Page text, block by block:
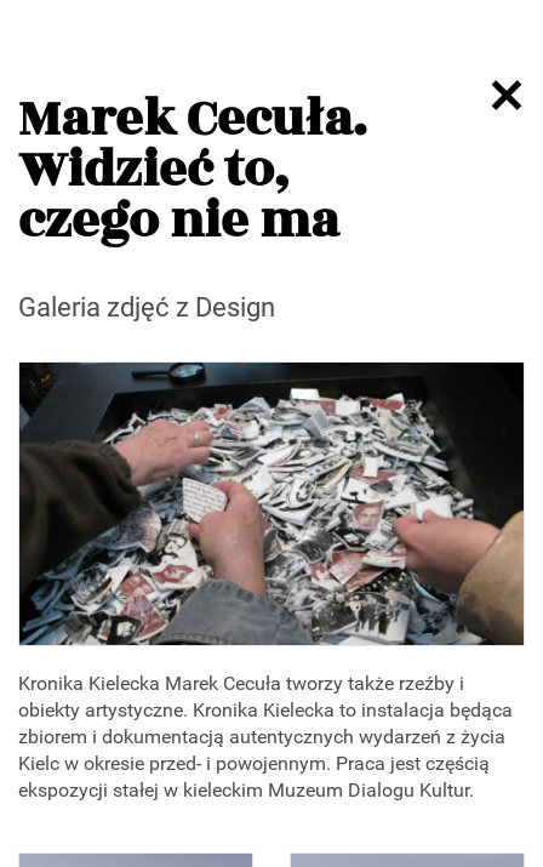
Marek Cecuła.
Widzieć to,
czego nie ma
Galeria zdjęć z Design
Kronika Kielecka Marek Cecuła tworzy także rzeźby i
obiekty artystyczne. Kronika Kielecka to instalacja będąca
zbiorem i dokumentacją autentycznych wydarzeń z życia
Kielc w okresie przed- i powojennym. Praca jest częścią
ekspozycji stałej w kieleckim Muzeum Dialogu Kultur.